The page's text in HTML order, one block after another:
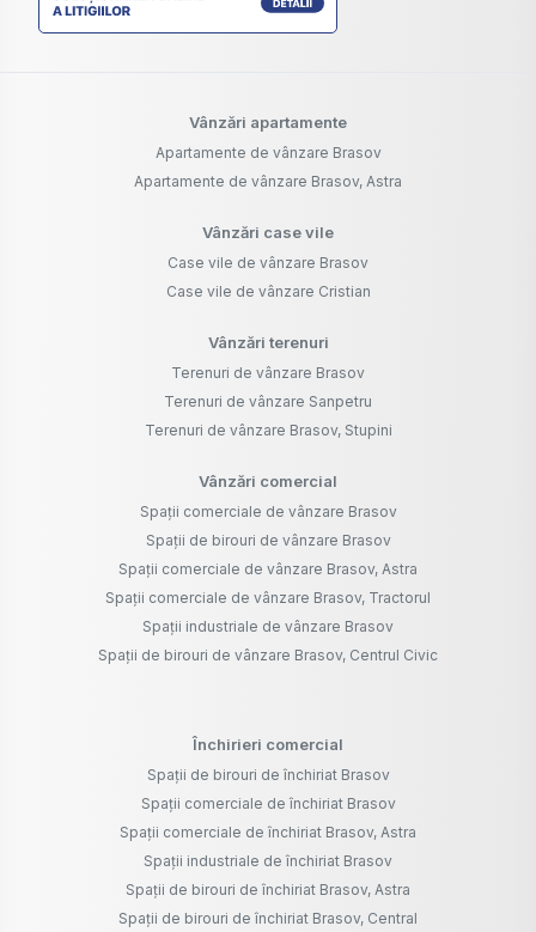
Vânzări apartamente
Apartamente de vânzare Brasov
Apartamente de vânzare Brasov, Astra
Vânzări case vile
Case vile de vânzare Brasov
Case vile de vânzare Cristian
Vânzări terenuri
Terenuri de vânzare Brasov
Terenuri de vânzare Sanpetru
Terenuri de vânzare Brasov, Stupini
Vânzări comercial
Spații comerciale de vânzare Brasov
Spații de birouri de vânzare Brasov
Spații comerciale de vânzare Brasov, Astra
Spații comerciale de vânzare Brasov, Tractorul
Spații industriale de vânzare Brasov
Spații de birouri de vânzare Brasov, Centrul Civic
Închirieri comercial
Spații de birouri de închiriat Brasov
Spații comerciale de închiriat Brasov
Spații comerciale de închiriat Brasov, Astra
Spații industriale de închiriat Brasov
Spații de birouri de închiriat Brasov, Astra
Spații de birouri de închiriat Brasov, Central